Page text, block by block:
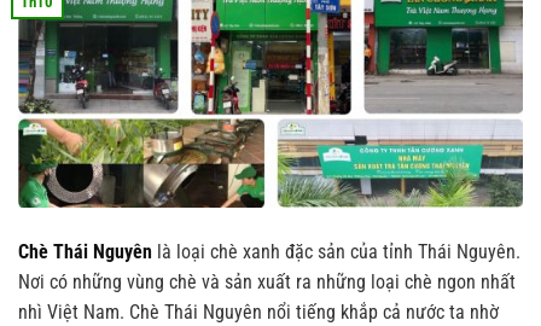
Chè Thái Nguyên là loại chè xanh đặc sản của tỉnh Thái Nguyên.
Nơi có những vùng chè và sản xuất ra những loại chè ngon nhất
nhì Việt Nam. Chè Thái Nguyên nổi tiếng khắp cả nước ta nhờ